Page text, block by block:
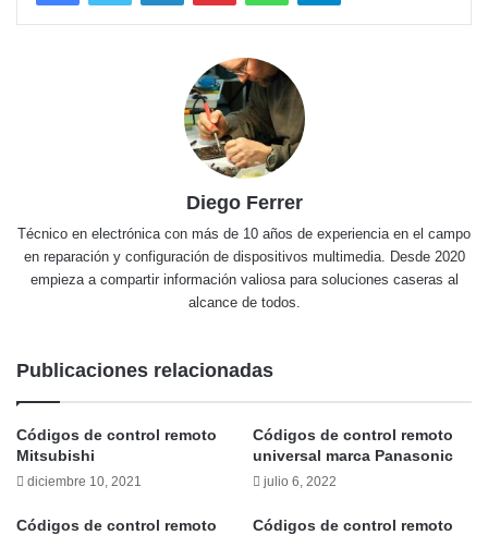
Diego Ferrer
Técnico en electrónica con más de 10 años de experiencia en el campo
en reparación y configuración de dispositivos multimedia. Desde 2020
empieza a compartir información valiosa para soluciones caseras al
alcance de todos.
Publicaciones relacionadas
Códigos de control remoto
Mitsubishi
diciembre 10, 2021
Códigos de control remoto
universal marca Panasonic
julio 6, 2022
Códigos de control remoto
Códigos de control remoto